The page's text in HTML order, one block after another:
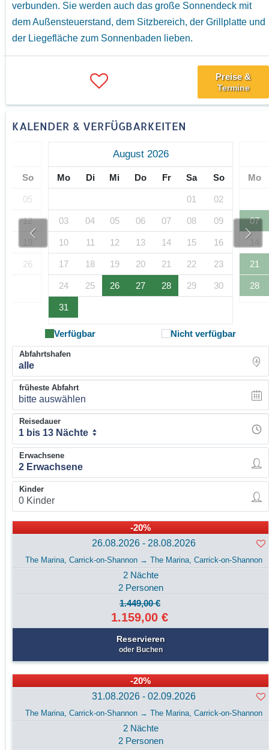
verbunden. Sie werden auch das große Sonnendeck mit
dem Außensteuerstand, dem Sitzbereich, der Grillplatte und
der Liegefläche zum Sonnenbaden lieben.
Preise &
Termine
KALENDER & VERFÜGBARKEITEN
So
05
12
26
August 2026
Mo Di Mi Do Fr Sa So
01 02
03 04 05 06 07 08 09
10 11 12 13 14 15 16
17 18 19 20 21 22 23
24 25 26 27 28 29 30
31
Mo
07
21
28
Verfügbar Nicht verfügbar
Abfahrtshafen
früheste Abfahrt
bitte auswählen
Reisedauer
1 bis 13 Nächte
Erwachsene
Kinder
-20%
26.08.2026 - 28.08.2026
The Marina, Carrick-on-Shannon → The Marina, Carrick-on-Shannon
2 Nächte
2 Personen
1.449,00 €
1.159,00 €
Reservieren
oder Buchen
-20%
31.08.2026 - 02.09.2026
The Marina, Carrick-on-Shannon → The Marina, Carrick-on-Shannon
2 Nächte
2 Personen